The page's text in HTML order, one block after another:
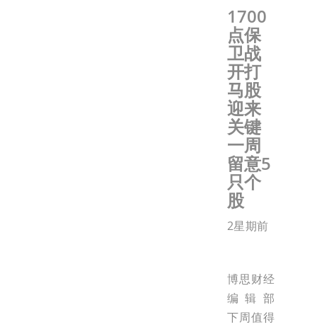
1700
点保
卫战
开打
马股
迎来
关键
一周
留意5
只个
股
2星期前
博思财经
编辑部
下周值得